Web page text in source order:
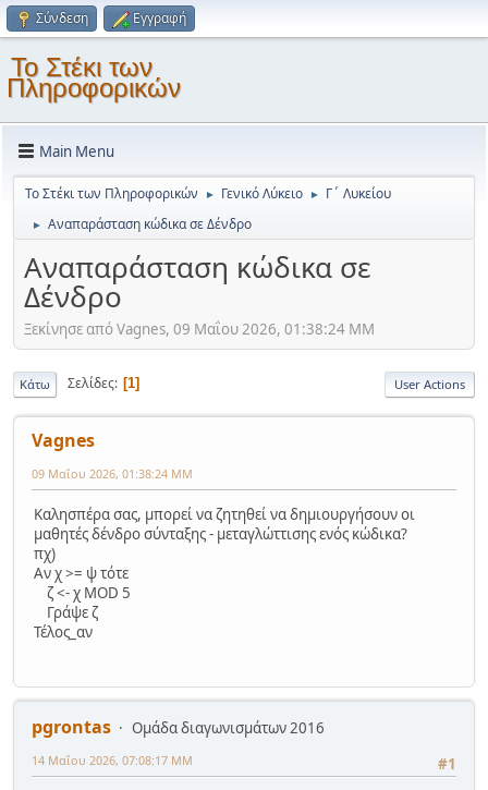
Σύνδεση Εγγραφή
Το Στέκι των
Πληροφορικών
Main Menu
Το Στέκι των Πληροφορικών ► Γενικό Λύκειο ► Γ΄ Λυκείου
► Αναπαράσταση κώδικα σε Δένδρο
Αναπαράσταση κώδικα σε
Δένδρο
Ξεκίνησε από Vagnes, 09 Μαΐου 2026, 01:38:24 ΜΜ
Κάτω Σελίδες 1 User Actions
Vagnes
09 Μαΐου 2026, 01:38:24 ΜΜ
Καλησπέρα σας, μπορεί να ζητηθεί να δημιουργήσουν οι
μαθητές δένδρο σύνταξης - μεταγλώττισης ενός κώδικα?
πχ)
Αν χ >= ψ τότε
ζ <- χ MOD 5
Γράψε ζ
Τέλος_αν
pgrontas
Ομάδα διαγωνισμάτων 2016
#1
14 Μαΐου 2026, 07:08:17 ΜΜ